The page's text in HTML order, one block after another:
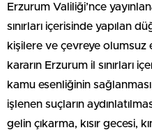
Erzurum Valiliği’nce
sınırları içerisinde yapılan
kişilere ve çevreye olumsuz
kararın Erzurum il sınırları
kamu esenliğinin
işlenen suçların
gelin çıkarma, kısır gecesi,